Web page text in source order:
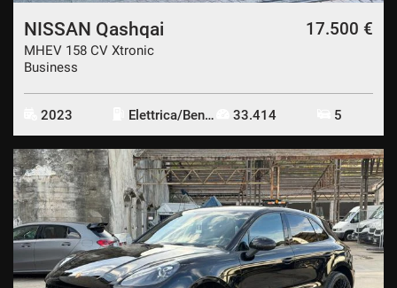
NISSAN Qashqai
MHEV 158 CV Xtronic
Business
17.500 €
2023 Elettrica/Benzina 33.414 5